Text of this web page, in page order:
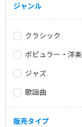
ジャンル
クラシック
ポピュラー・洋楽
ジャズ
歌謡曲
販売タイプ